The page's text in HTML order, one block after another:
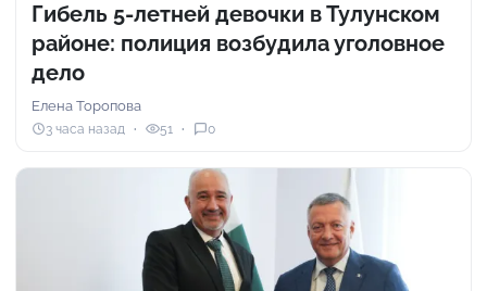
Гибель 5-летней девочки в Тулунском
районе: полиция возбудила уголовное
дело
Елена Торопова
3 часа назад 51 0